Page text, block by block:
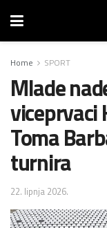
Home SPORT
Mlade
viceprvaci
Toma
turnira
22. lipnja 2026.